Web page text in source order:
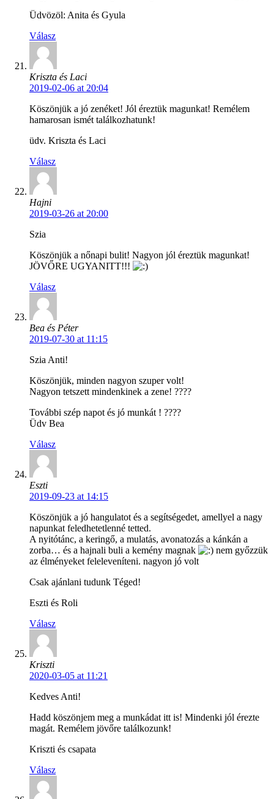
Üdvözöl: Anita és Gyula
Válasz
Kriszta és Laci
2019-02-06 at 20:04
Köszönjük a jó zenéket! Jól éreztük magunkat! Remélem
hamarosan ismét találkozhatunk!
üdv. Kriszta és Laci
Válasz
Hajni
2019-03-26 at 20:00
Szia
Köszönjük a nőnapi bulit! Nagyon jól éreztük magunkat!
JÖVŐRE UGYANITT!!!
Válasz
Bea és Péter
2019-07-30 at 11:15
Szia Anti!
Köszönjük, minden nagyon szuper volt!
Nagyon tetszett mindenkinek a zene! ????
További szép napot és jó munkát ! ????
Üdv Bea
Válasz
Eszti
2019-09-23 at 14:15
Köszönjük a jó hangulatot és a segítségedet, amellyel a nagy
napunkat feledhetetlenné tetted.
A nyitótánc, a keringő, a mulatás, avonatozás a kánkán a
zorba… és a hajnali buli a kemény magnak
nem győzzük
az élményeket feleleveníteni. nagyon jó volt
Csak ajánlani tudunk Téged!
Eszti és Roli
Válasz
Kriszti
2020-03-05 at 11:21
Kedves Anti!
Hadd köszönjem meg a munkádat itt is! Mindenki jól érezte
magát. Remélem jövőre találkozunk!
Kriszti és csapata
Válasz